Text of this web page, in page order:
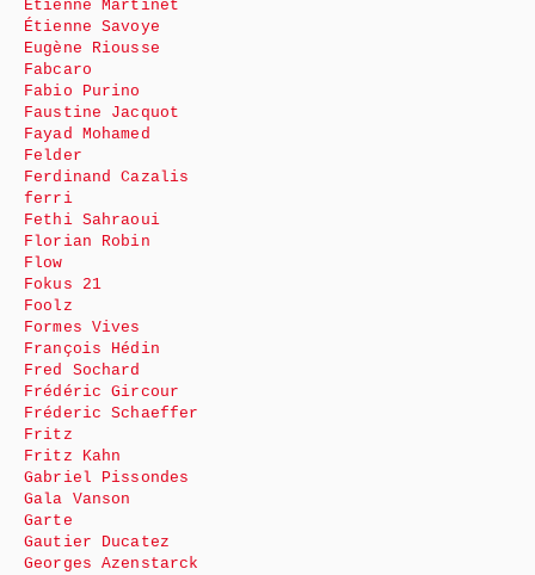
Etienne Martinet
Étienne Savoye
Eugène Riousse
Fabcaro
Fabio Purino
Faustine Jacquot
Fayad Mohamed
Felder
Ferdinand Cazalis
ferri
Fethi Sahraoui
Florian Robin
Flow
Fokus 21
Foolz
Formes Vives
François Hédin
Fred Sochard
Frédéric Gircour
Fréderic Schaeffer
Fritz
Fritz Kahn
Gabriel Pissondes
Gala Vanson
Garte
Gautier Ducatez
Georges Azenstarck